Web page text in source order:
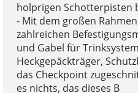
holprigen Schotterpisten
- Mit dem großen
zahlreichen
und Gabel für
Heckgepäckträger,
das Checkpoint
es nichts, das dieses B